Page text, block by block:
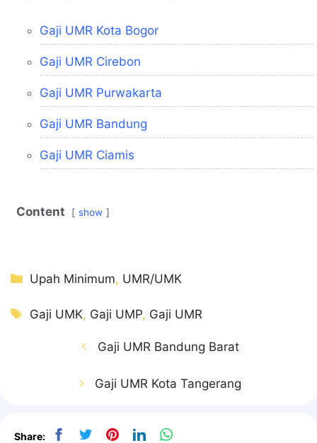
Gaji UMR Kota Bogor
Gaji UMR Cirebon
Gaji UMR Purwakarta
Gaji UMR Bandung
Gaji UMR Ciamis
Content show
Kategori
Upah Minimum, UMR/UMK
Tag
Gaji UMK, Gaji UMP, Gaji UMR
Gaji UMR Bandung Barat
Gaji UMR Kota Tangerang
Share: